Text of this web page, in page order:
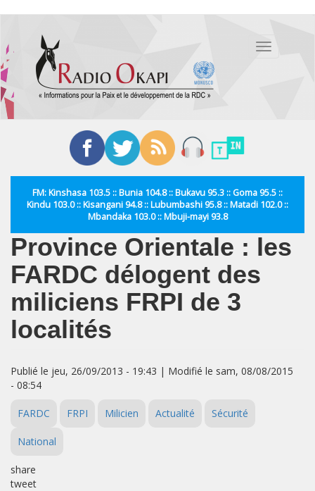
contenu
principal
Toggle
FM: Kinshasa 103.5 :: Bunia 104.8 :: Bukavu 95.3 :: Goma 95.5 ::
Kindu 103.0 :: Kisangani 94.8 :: Lubumbashi 95.8 :: Matadi 102.0 ::
Mbandaka 103.0 :: Mbuji-mayi 93.8
Province Orientale : les
FARDC délogent des
miliciens FRPI de 3
localités
Publié le jeu, 26/09/2013 - 19:43 | Modifié le sam, 08/08/2015
- 08:54
FARDC FRPI Milicien Actualité Sécurité
National
share
tweet